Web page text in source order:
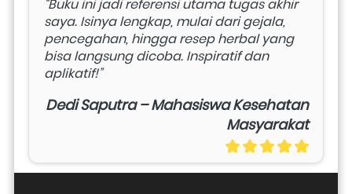
“Buku ini jadi referensi utama tugas akhir
saya. Isinya lengkap, mulai dari gejala,
pencegahan, hingga resep herbal yang
bisa langsung dicoba. Inspiratif dan
aplikatif!”
Dedi Saputra – Mahasiswa Kesehatan
Masyarakat